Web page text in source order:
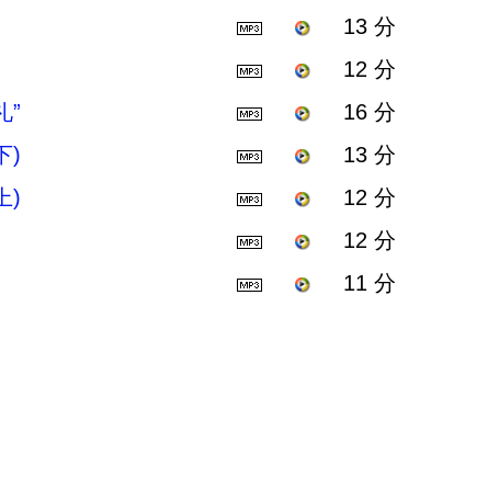
13 分
12 分
”
16 分
)
13 分
)
12 分
12 分
11 分